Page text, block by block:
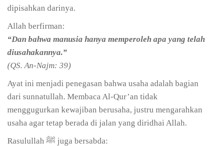
dipisahkan darinya.
Allah berfirman:
“Dan bahwa manusia hanya memperoleh apa yang telah
diusahakannya.”
(QS. An-Najm: 39)
Ayat ini menjadi penegasan bahwa usaha adalah bagian
dari sunnatullah. Membaca Al-Qur’an tidak
menggugurkan kewajiban berusaha, justru mengarahkan
usaha agar tetap berada di jalan yang diridhai Allah.
Rasulullah ﷺ juga bersabda: